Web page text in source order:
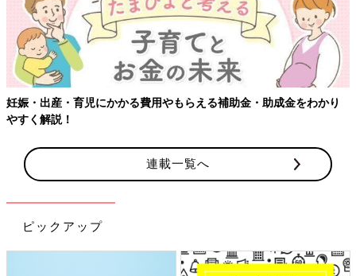
妊娠・出産・育児にかかる費用やもらえる補助金・助成金をわかり
やすく解説！
連載一覧へ
ピックアップ